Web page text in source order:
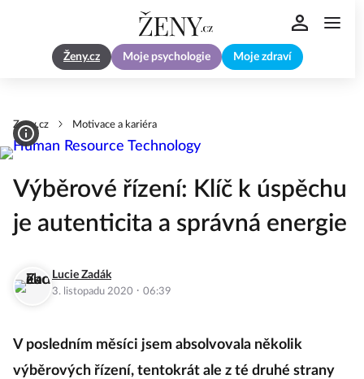
Ženy.cz Moje psychologie Moje zdraví
Zeny.cz Motivace a kariéra
Výběrové řízení: Klíč k úspěchu
je autenticita a správná energie
Lucie Zadák
3. listopadu 2020 · 06:39
V posledním měsíci jsem absolvovala několik
výběrových řízení, tentokrát ale z té druhé strany